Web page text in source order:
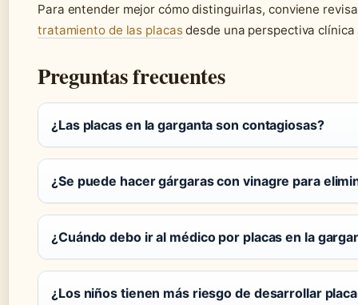
Para entender mejor cómo distinguirlas, conviene
tratamiento de las placasdesde una perspectiva clínica
Preguntas frecuentes
¿Las placas en la garganta son contagiosas?
¿Se puede hacer gárgaras con vinagre para
¿Cuándo debo ir al médico por placas en la
¿Los niños tienen más riesgo de desarrollar